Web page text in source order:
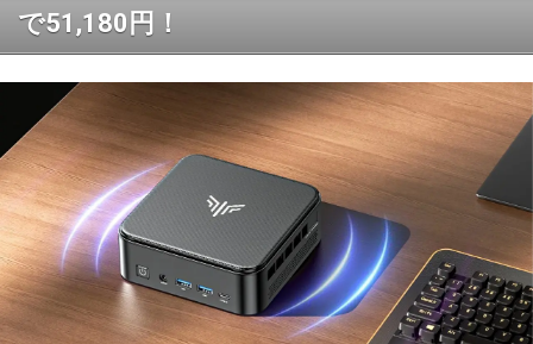
で51,180円！